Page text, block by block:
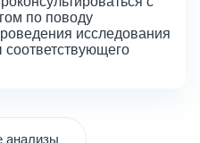
по поводу
исследования
анализы